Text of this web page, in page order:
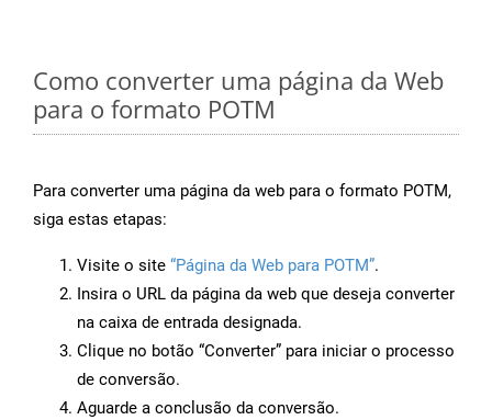
Como converter uma página da Web
para o formato POTM
Para converter uma página da web para o formato POTM,
siga estas etapas:
Visite o site “Página da Web para POTM”.
Insira o URL da página da web que deseja converter
na caixa de entrada designada.
Clique no botão “Converter” para iniciar o processo
de conversão.
Aguarde a conclusão da conversão.